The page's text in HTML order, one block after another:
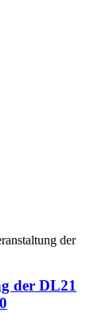
der
der DL21